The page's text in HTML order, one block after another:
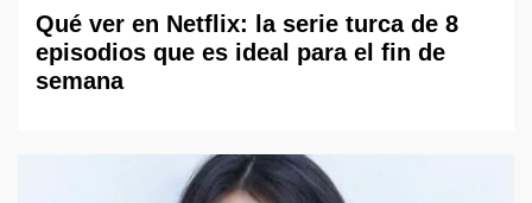
Qué ver en Netflix: la serie turca de 8
episodios que es ideal para el fin de
semana